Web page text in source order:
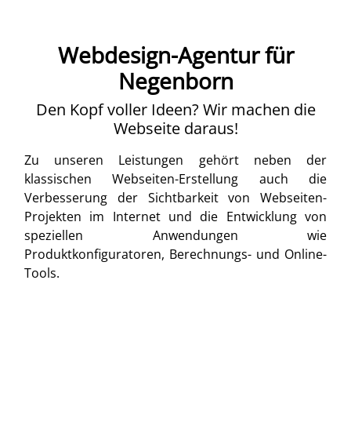
Webdesign-Agentur für
Negenborn
Den Kopf voller Ideen? Wir machen die
Webseite daraus!
Zu unseren Leistungen gehört neben der
klassischen Webseiten-Erstellung auch die
Verbesserung der Sichtbarkeit von Webseiten-
Projekten im Internet und die Entwicklung von
speziellen Anwendungen wie
Produktkonfiguratoren, Berechnungs- und Online-
Tools.